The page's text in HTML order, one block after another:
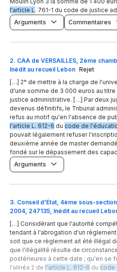
l'article L. 761-1 du code de justice
Arguments
Commentaires
2. CAA de VERSAILLES, 2ème
Inédit au recueil Lebon Rejet
[…] 2° de mettre à la charge de
d'une somme de 3 000 euros au titre
justice administrative. […] Par deux
devenus définitifs, le Tribunal
refus au motif qu'en l'absence de
l'article L. 612-6 du code de
pouvait légalement refuser
deuxième année de master
fondé sur le dépassement des
Arguments
3. Conseil d'État, 4ème sous-
2004, 247135, Inédit au recueil
[…] Considérant que l'autorité
tendant à l'abrogation d'un
soit que ce règlement ait été illégal
que l'illégalité résulte de
postérieures à cette date ; qu'en se
l'alinéa 2 de l'article L. 612-6 du code